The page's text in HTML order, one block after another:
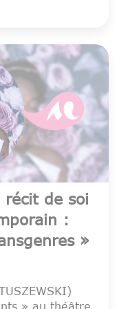
de soi
:
»